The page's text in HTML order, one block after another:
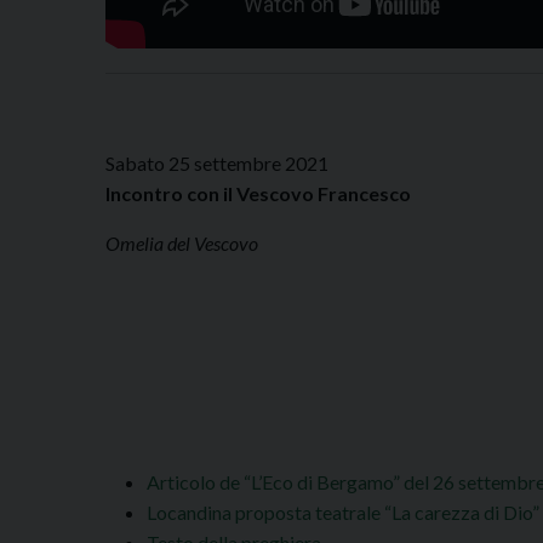
Sabato 25 settembre 2021
Incontro con il Vescovo Francesco
Omelia del Vescovo
Articolo de “L’Eco di Bergamo” del 26
Locandina proposta teatrale “La carezza di Dio”